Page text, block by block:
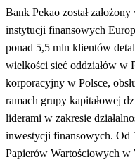
Bank Pekao został
instytucji finansowych
ponad 5,5 mln klientów
wielkości sieć oddziałów w
korporacyjny w Polsce,
ramach grupy kapitałowej
liderami w zakresie
inwestycji finansowych. Od
Papierów Wartościowych w